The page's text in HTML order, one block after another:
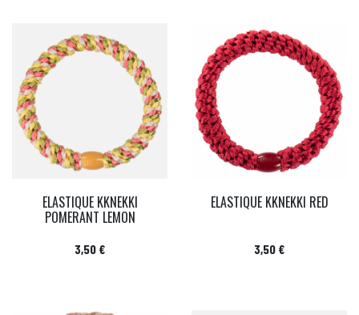
ELASTIQUE KKNEKKI
POMERANT LEMON
Prix
3,50 €
ELASTIQUE KKNEKKI RED
Prix
3,50 €